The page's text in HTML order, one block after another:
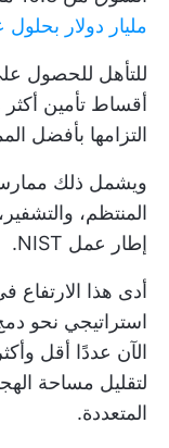
مليار دولار بحلول عام
للتأهل للحصول
أقساط تأمين
التزامها بأفضل
ويشمل ذلك
إطار عمل NIST.
أدى هذا الارتفاع
استراتيجي نحو
الآن عددًا أقل
لتقليل مساحة
المتعددة.